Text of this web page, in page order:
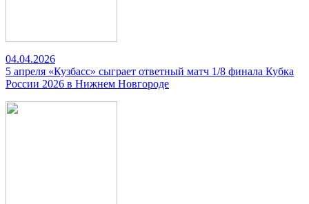
04.04.2026
5 апреля «Кузбасс» сыграет ответный матч 1/8 финала Кубка
России 2026 в Нижнем Новгороде